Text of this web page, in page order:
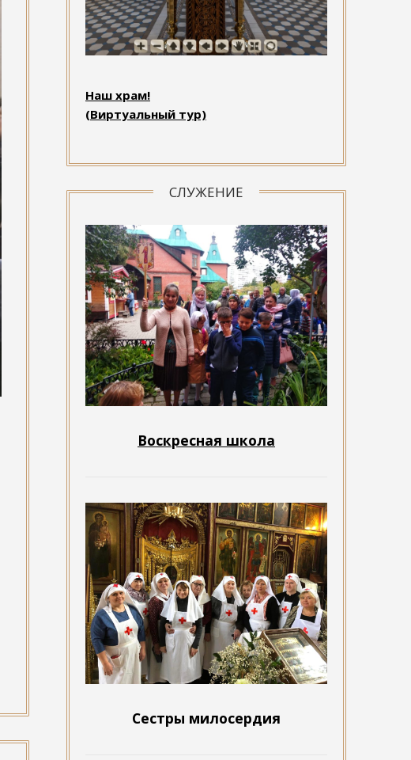
Наш храм!
(Виртуальный тур)
СЛУЖЕНИЕ
Воскресная школа
Сестры милосердия